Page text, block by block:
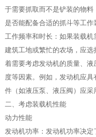
于需要抓取而不是铲装的物
是否能配备合适的抓斗等工作
工作频率和时长：如果装载
建筑工地或繁忙的农场，应
着需要考虑发动机的质量、
度等因素。例如，发动机应
件（如液压泵、液压阀）应采
二、考虑装载机性能
动力性能
发动机功率：发动机功率决